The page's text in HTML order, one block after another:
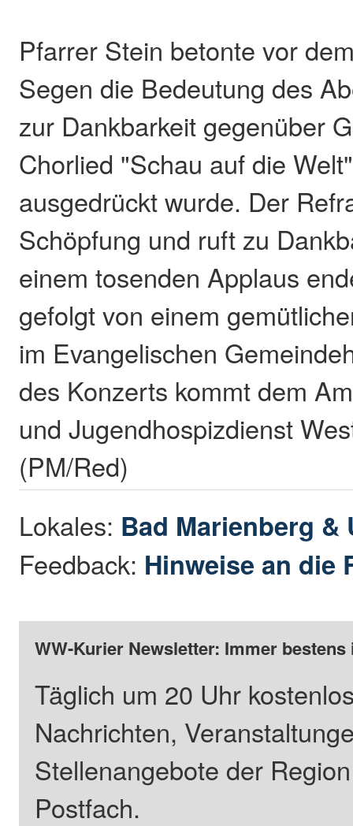
Pfarrer Stein betonte vor
Segen die Bedeutung des
zur Dankbarkeit gegenüber
Chorlied "Schau auf die
ausgedrückt wurde. Der
Schöpfung und ruft zu
einem tosenden Applaus
gefolgt von einem
im Evangelischen
des Konzerts kommt dem
und Jugendhospizdienst
(PM/Red)
Lokales: Bad Marienberg &
Feedback: Hinweise an die
WW-Kurier Newsletter: Immer
Täglich um 20 Uhr
Nachrichten,
Stellenangebote der
Postfach.